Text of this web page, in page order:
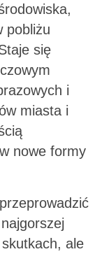
pobliżu
się
i
miasta i
nowe formy
ale